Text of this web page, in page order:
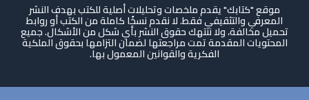
موقع "كتابك" يقدم ملخصات وتحليلات أصلية للكتب بهدف النشر
المعرفي والتثقيفي فقط. لا نقدم نسخًا كاملة من الكتب أو روابط
تحميل مخالفة، ولا ننتهك حقوق النشر بأي شكل من الأشكال. جميع
المحتويات المقدمة تمت مراجعتها لضمان التزامها بحقوق الملكية
الفكرية والقوانين المعمول بها.